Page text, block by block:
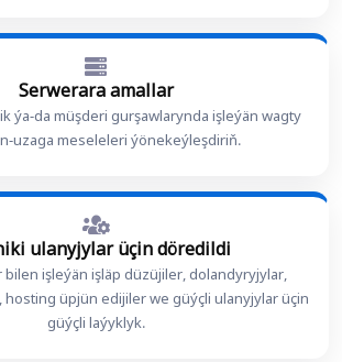
Serwerara amallar
ýa-da müşderi gurşawlarynda işleýän wagty
uzaga meseleleri ýönekeýleşdiriň.
ulanyjylar üçin döredildi
işleýän işläp düzüjiler, dolandyryjylar,
üpjün edijiler we güýçli ulanyjylar üçin
güýçli laýyklyk.